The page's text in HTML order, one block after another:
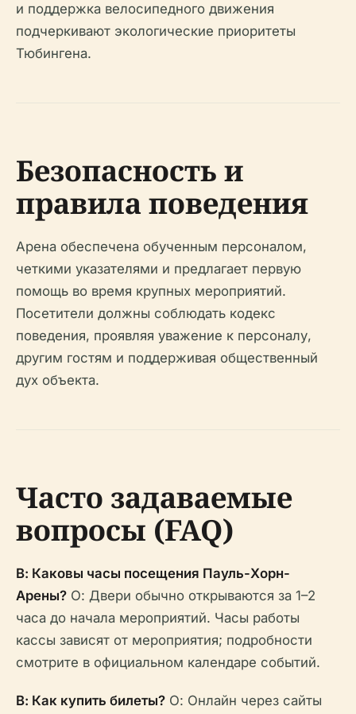
и поддержка велосипедного движения
подчеркивают экологические приоритеты
Тюбингена.
Безопасность и
правила поведения
Арена обеспечена обученным персоналом,
четкими указателями и предлагает первую
помощь во время крупных мероприятий.
Посетители должны соблюдать кодекс
поведения, проявляя уважение к персоналу,
другим гостям и поддерживая общественный
дух объекта.
Часто задаваемые
вопросы (FAQ)
В: Каковы часы посещения Пауль-Хорн-
Арены? О: Двери обычно открываются за 1–2
часа до начала мероприятий. Часы работы
кассы зависят от мероприятия; подробности
смотрите в официальном календаре событий.
В: Как купить билеты? О: Онлайн через сайты